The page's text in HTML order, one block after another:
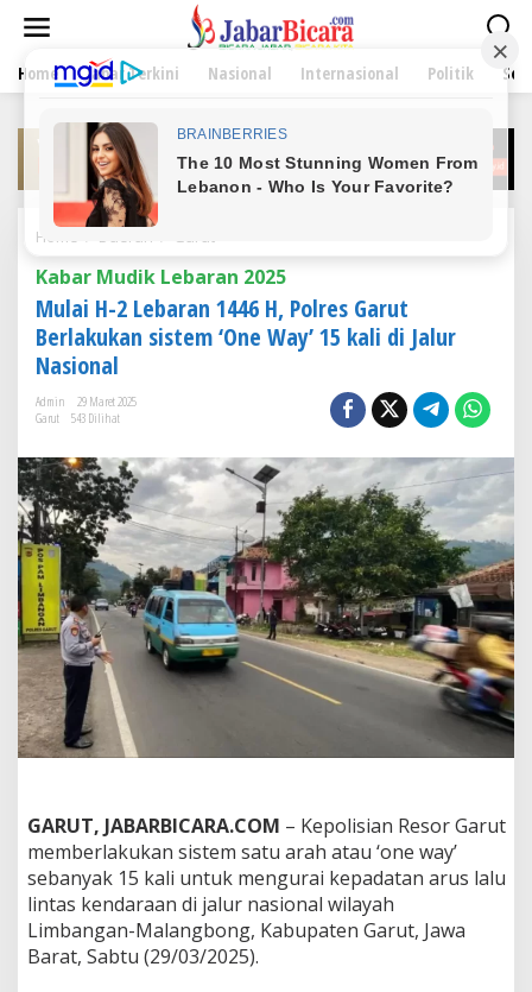
t
Home Jabar Terkini Nasional Internasional Politik
Home Daerah Garut
u
l
a
H
a
a
n
1
4
4
6
H
,
P
G
a
r
u
t
e
r
Kabar Mudik Lebaran 2025
Mulai H-2 Lebaran 1446 H, Polres Garut
Berlakukan sistem ‘One Way’ 15 kali di Jalur
Nasional
Admin
29 Maret 2025
Garut
543 Dilihat
GARUT, JABARBICARA.COM – Kepolisian Resor Garut
memberlakukan sistem satu arah atau ‘one way’
sebanyak 15 kali untuk mengurai kepadatan arus lalu
lintas kendaraan di jalur nasional wilayah
Limbangan-Malangbong, Kabupaten Garut, Jawa
Barat, Sabtu (29/03/2025).